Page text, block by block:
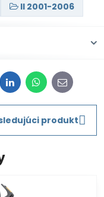
II 2001-2006
LinkedInWhatsApp
E-
mail
produkt